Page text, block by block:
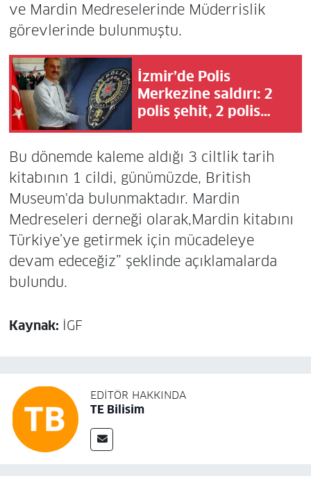
ve Mardin Medreselerinde Müderrislik
görevlerinde bulunmuştu.
İzmir’de Polis
Merkezine saldırı: 2
polis şehit, 2 polis
yaralı!
Bu dönemde kaleme aldığı 3 ciltlik tarih
kitabının 1 cildi, günümüzde, British
Museum'da bulunmaktadır. Mardin
Medreseleri derneği olarak,Mardin kitabını
Türkiye’ye getirmek için mücadeleye
devam edeceğiz” şeklinde açıklamalarda
bulundu.
Kaynak: İGF
EDITÖR HAKKINDA
TE Bilisim